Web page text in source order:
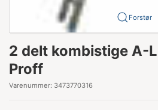
Forstør
2 delt kombistige A-
Proff
Varenummer: 3473770316